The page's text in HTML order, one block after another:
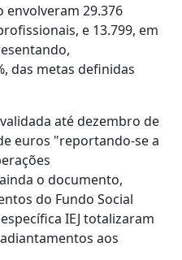
envolveram 29.376
e 13.799, em
das metas definidas
até dezembro de
euros "reportando-se a
o documento,
do Fundo Social
IEJ totalizaram
aos